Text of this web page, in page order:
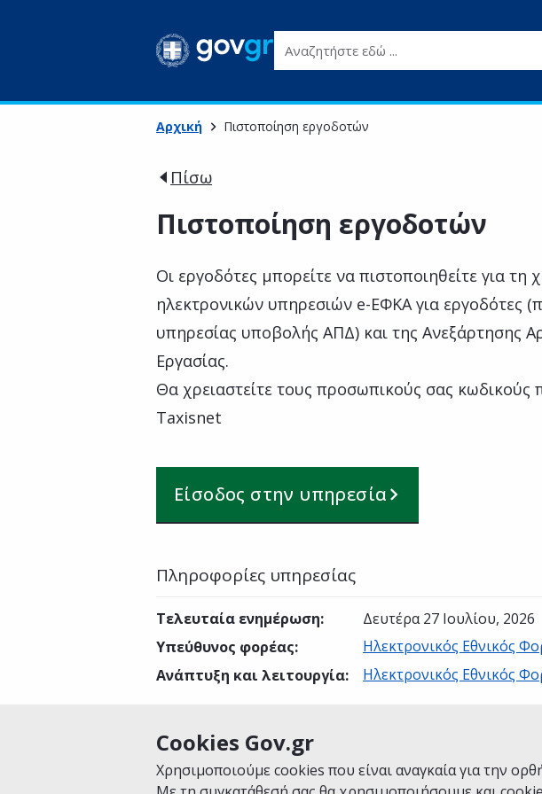
Cookies Gov.gr
Χρησιμοποιούμε cookies που είναι αναγκαία για την
Αναζητήστε εδώ ...
Αρχική Πιστοποίηση εργοδοτών
Πίσω
Πιστοποίηση εργοδοτών
Οι εργοδότες μπορείτε να πιστοποιηθείτε για τη
ηλεκτρονικών υπηρεσιών e-ΕΦΚΑ για εργοδότες
υπηρεσίας υποβολής ΑΠΔ) και της Ανεξάρτησης
Εργασίας.
Θα χρειαστείτε τους προσωπικούς σας κωδικούς
Taxisnet
Είσοδος στην υπηρεσία
Πληροφορίες υπηρεσίας
Τελευταία ενημέρωση:
Δευτέρα 27 Ιουλίου, 2026
Υπεύθυνος φορέας:
Ηλεκτρονικός Εθνικός
Ανάπτυξη και λειτουργία: Ηλεκτρονικός Εθνικός
Είναι χρήσιμη αυτή η σελίδα;